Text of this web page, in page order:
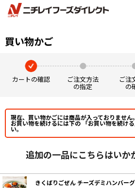
買い物かご
カートの確認 ご注文方法
の指定
ご注
の
現在、買い物かごには商品が入っておりません。
お買い物を続けるには下の 「お買い物を続け
い。
追加の一品にこちらはいか
きくばりごぜん チーズデミハンバーグ